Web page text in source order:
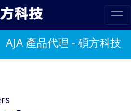
AJA 產品代理 - 碩方科技